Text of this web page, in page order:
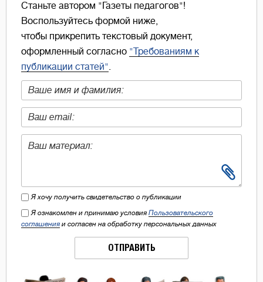
Станьте автором "Газеты педагогов"!
Воспользуйтесь формой ниже,
чтобы прикрепить текстовый документ,
оформленный согласно "Требованиям к
публикации статей".
Я хочу получить свидетельство о публикации
Я ознакомлен и принимаю условия Пользовательского
соглашения и согласен на обработку персональных данных
ОТПРАВИТЬ